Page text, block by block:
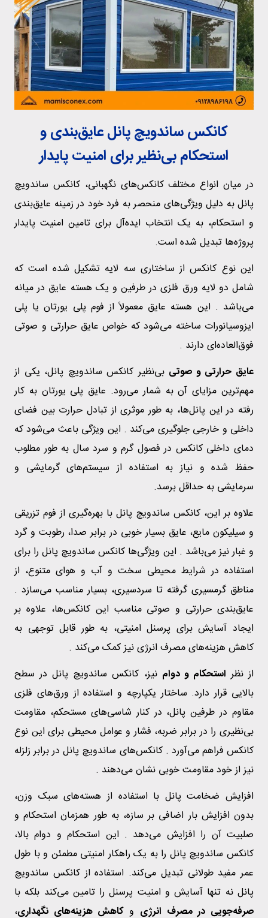
کانکس ساندویچ پانل عایق‌بندی و
استحکام بی‌نظیر برای امنیت پایدار
در میان انواع مختلف کانکس‌های نگهبانی، کانکس ساندویچ
پانل به دلیل ویژگی‌های منحصر به فرد خود در زمینه عایق‌بندی
و استحکام، به یک انتخاب ایده‌آل برای تامین امنیت پایدار
پروژه‌ها تبدیل شده است.
این نوع کانکس از ساختاری سه لایه تشکیل شده است که
شامل دو لایه ورق فلزی در طرفین و یک هسته عایق در میانه
می‌باشد . این هسته عایق معمولاً از فوم پلی یورتان یا پلی
ایزوسیانورات ساخته می‌شود که خواص عایق حرارتی و صوتی
فوق‌العاده‌ای دارند .
عایق حرارتی و صوتی بی‌نظیر کانکس ساندویچ پانل، یکی از
مهم‌ترین مزایای آن به شمار می‌رود. عایق پلی یورتان به کار
رفته در این پانل‌ها، به طور موثری از تبادل حرارت بین فضای
داخلی و خارجی جلوگیری می‌کند . این ویژگی باعث می‌شود که
دمای داخلی کانکس در فصول گرم و سرد سال به طور مطلوب
حفظ شده و نیاز به استفاده از سیستم‌های گرمایشی و
سرمایشی به حداقل برسد.
علاوه بر این، کانکس ساندویچ پانل با بهره‌گیری از فوم تزریقی
و سیلیکون مایع، عایق بسیار خوبی در برابر صدا، رطوبت و گرد
و غبار نیز می‌باشد . این ویژگی‌ها کانکس ساندویچ پانل را برای
استفاده در شرایط محیطی سخت و آب و هوای متنوع، از
مناطق گرمسیری گرفته تا سردسیری، بسیار مناسب می‌سازد .
عایق‌بندی حرارتی و صوتی مناسب این کانکس‌ها، علاوه بر
ایجاد آسایش برای پرسنل امنیتی، به طور قابل توجهی به
کاهش هزینه‌های مصرف انرژی نیز کمک می‌کند .
از نظر استحکام و دوام نیز، کانکس ساندویچ پانل در سطح
بالایی قرار دارد. ساختار یکپارچه و استفاده از ورق‌های فلزی
مقاوم در طرفین پانل، در کنار شاسی‌های مستحکم، مقاومت
بی‌نظیری را در برابر ضربه، فشار و عوامل محیطی برای این نوع
کانکس فراهم می‌آورد . کانکس‌های ساندویچ پانل در برابر زلزله
نیز از خود مقاومت خوبی نشان می‌دهند .
افزایش ضخامت پانل با استفاده از هسته‌های سبک وزن،
بدون افزایش بار اضافی بر سازه، به طور همزمان استحکام و
صلبیت آن را افزایش می‌دهد . این استحکام و دوام بالا،
کانکس ساندویچ پانل را به یک راهکار امنیتی مطمئن و با طول
عمر مفید طولانی تبدیل می‌کند. استفاده از کانکس ساندویچ
پانل نه تنها آسایش و امنیت پرسنل را تامین می‌کند بلکه با
صرفه‌جویی در مصرف انرژی وکاهش هزینه‌های نگهداری،